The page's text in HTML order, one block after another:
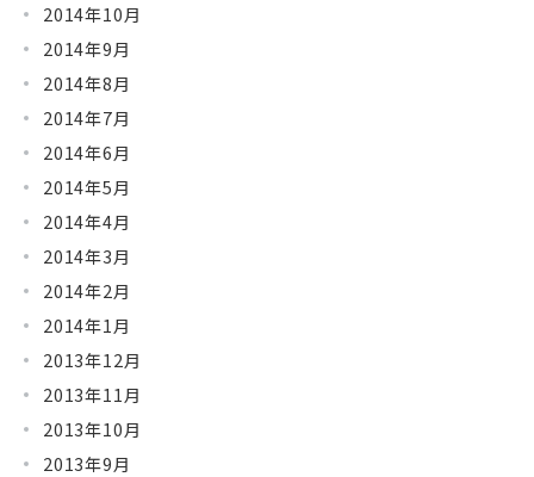
2014年10月
2014年9月
2014年8月
2014年7月
2014年6月
2014年5月
2014年4月
2014年3月
2014年2月
2014年1月
2013年12月
2013年11月
2013年10月
2013年9月